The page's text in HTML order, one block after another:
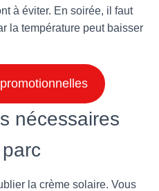
à éviter. En soirée, il faut
la température peut baisser
nécessaires
la crème solaire. Vous